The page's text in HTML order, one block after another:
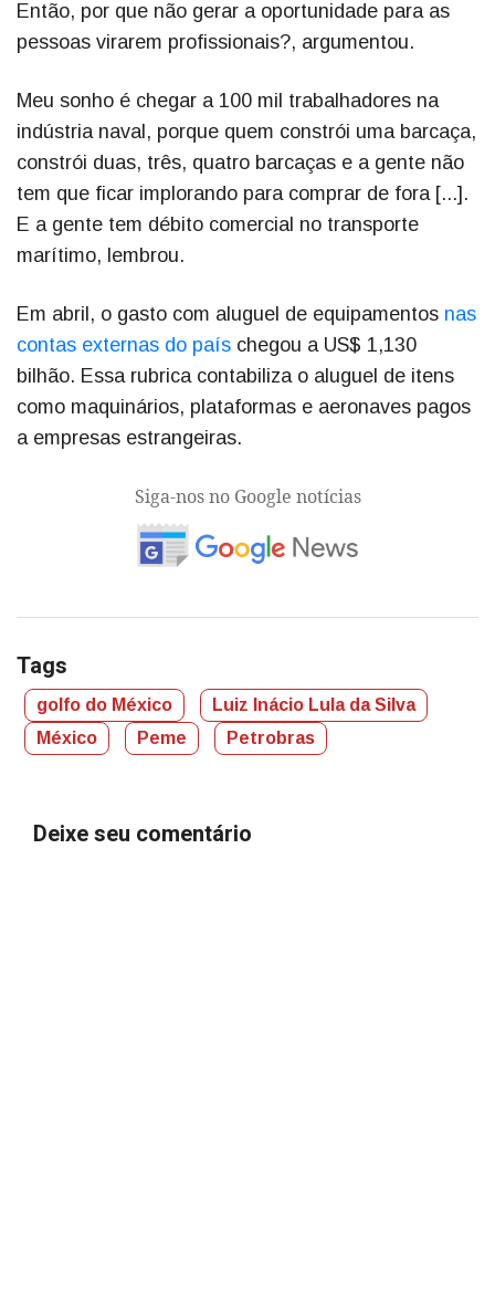
Então, por que não gerar a oportunidade para as
pessoas virarem profissionais?, argumentou.
Meu sonho é chegar a 100 mil trabalhadores na
indústria naval, porque quem constrói uma barcaça,
constrói duas, três, quatro barcaças e a gente não
tem que ficar implorando para comprar de fora [...].
E a gente tem débito comercial no transporte
marítimo, lembrou.
Em abril, o gasto com aluguel de equipamentos nas
contas externas do país chegou a US$ 1,130
bilhão. Essa rubrica contabiliza o aluguel de itens
como maquinários, plataformas e aeronaves pagos
a empresas estrangeiras.
Siga-nos no Google notícias
Tags
golfo do México
Luiz Inácio Lula da Silva
México
Peme Petrobras
Deixe seu comentário